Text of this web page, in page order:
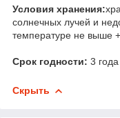
Условия хранения:
солнечных лучей и
температуре не выше
Срок годности: 3
Скрыть